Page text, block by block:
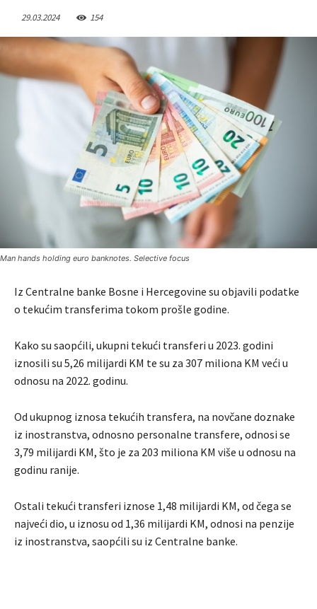
29.03.2024 154
Man hands holding euro banknotes. Selective focus
Iz Centralne banke Bosne i Hercegovine su objavili podatke
o tekućim transferima tokom prošle godine.
Kako su saopćili, ukupni tekući transferi u 2023. godini
iznosili su 5,26 milijardi KM te su za 307 miliona KM veći u
odnosu na 2022. godinu.
Od ukupnog iznosa tekućih transfera, na novčane doznake
iz inostranstva, odnosno personalne transfere, odnosi se
3,79 milijardi KM, što je za 203 miliona KM više u odnosu na
godinu ranije.
Ostali tekući transferi iznose 1,48 milijardi KM, od čega se
najveći dio, u iznosu od 1,36 milijardi KM, odnosi na penzije
iz inostranstva, saopćili su iz Centralne banke.